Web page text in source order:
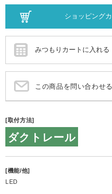
この商品を問い合わせる
[取付方法]
ダクトレール
[機能/他]
LED